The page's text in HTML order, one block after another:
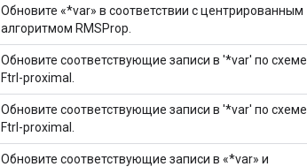
Обновите «*var» в соответствии с центрированным
алгоритмом RMSProp.
Обновите соответствующие записи в '*var' по схеме
Ftrl-proximal.
Обновите соответствующие записи в '*var' по схеме
Ftrl-proximal.
Обновите соответствующие записи в «*var» и